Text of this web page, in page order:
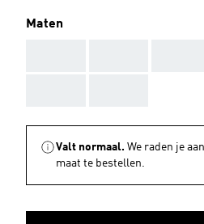
Maten
Valt normaal. We raden je
maat te bestellen.